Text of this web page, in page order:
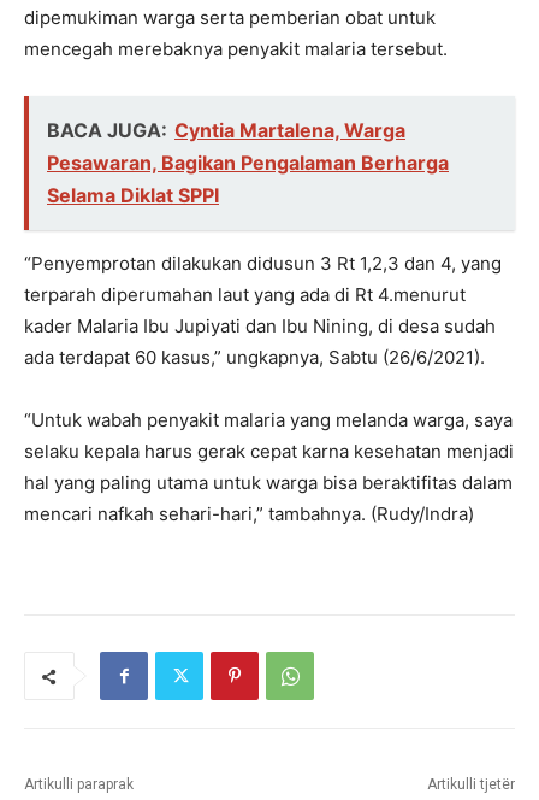
dipemukiman warga serta pemberian obat untuk
mencegah merebaknya penyakit malaria tersebut.
BACA JUGA: Cyntia Martalena, Warga
Pesawaran, Bagikan Pengalaman Berharga
Selama Diklat SPPI
“Penyemprotan dilakukan didusun 3 Rt 1,2,3 dan 4, yang
terparah diperumahan laut yang ada di Rt 4.menurut
kader Malaria Ibu Jupiyati dan Ibu Nining, di desa sudah
ada terdapat 60 kasus,” ungkapnya, Sabtu (26/6/2021).
“Untuk wabah penyakit malaria yang melanda warga, saya
selaku kepala harus gerak cepat karna kesehatan menjadi
hal yang paling utama untuk warga bisa beraktifitas dalam
mencari nafkah sehari-hari,” tambahnya. (Rudy/Indra)
Artikulli paraprak Artikulli tjetër